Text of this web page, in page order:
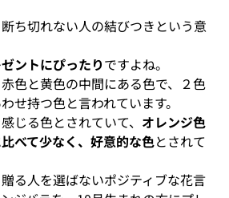
ち切れない人の結びつきという意
ントにぴったりですよね。
色と黄色の中間にある色で、２色
せ持つ色と言われています。
じる色とされていて、 オレンジ色
べて少なく、好意的な色とされて
る人を選ばないポジティブな花言